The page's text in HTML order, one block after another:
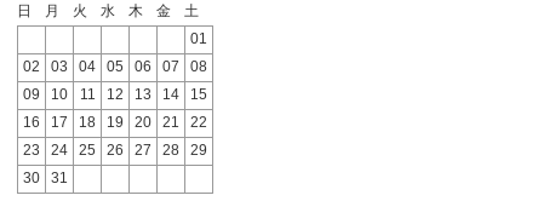
日 月 火 水 木 金
土
01
02
03 04 05 06 07
08
09
10 11 12 13 14
15
16
17 18 19 20 21
22
23
24 25 26 27 28
29
30
31